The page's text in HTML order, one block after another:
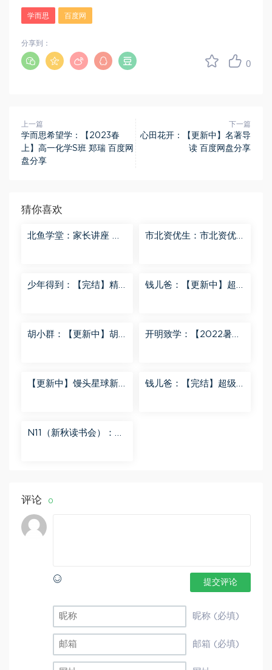
学而思 百度网
0
分享到：
上一篇
学而思希望学：【2023春
上】高一化学S班 郑瑞 百度网
盘分享
下一篇
心田花开：【更新中】名著导
读 百度网盘分享
猜你喜欢
北鱼学堂：家长讲座 百
市北资优生：市北资优
少年得到：【完结】精
钱儿爸：【更新中】超
胡小群：【更新中】胡
开明致学：【2022暑
【更新中】馒头星球新
钱儿爸：【完结】超级
N11（新秋读书会）：
评论 0
提交评论
昵称 (必填)
邮箱 (必填)